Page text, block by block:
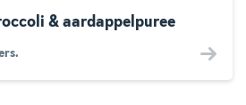
& aardappelpuree